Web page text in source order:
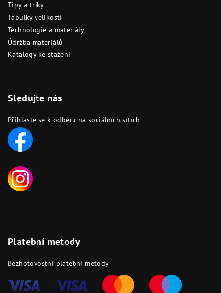
Tipy a triky
Tabulky velikostí
Technologie a materiály
Údržba materiálů
Katalogy ke stažení
Sledujte nás
Přihlaste se k odběru na sociálních sítích
Platební metody
Bezhotovostní platební metody